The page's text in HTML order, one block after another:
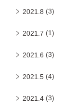
2021.8 (3)
2021.7 (1)
2021.6 (3)
2021.5 (4)
2021.4 (3)